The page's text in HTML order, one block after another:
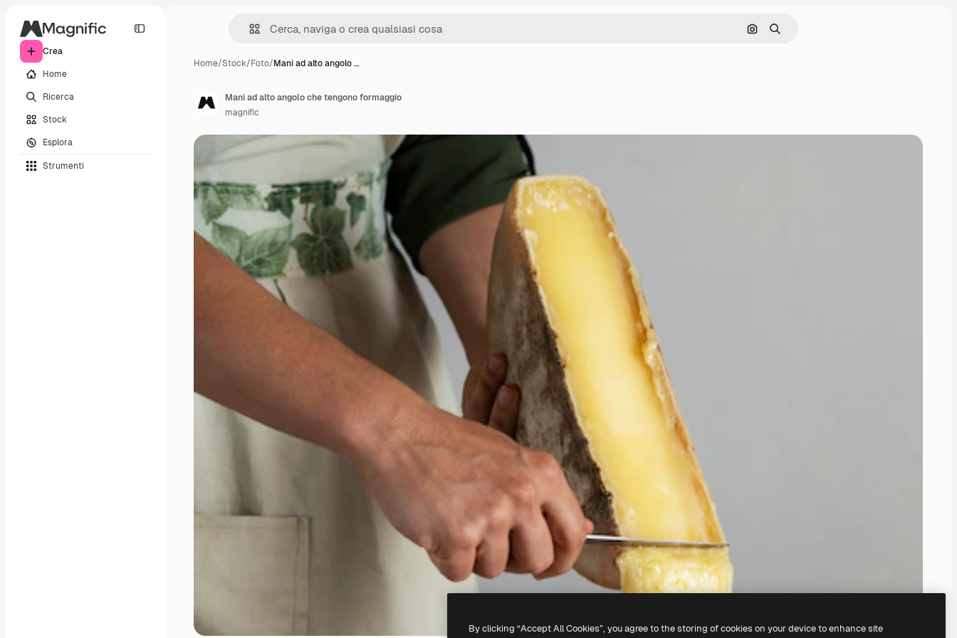
Crea
Home
Ricerca
Stock
Esplora
Strumenti
Cerca per immagine
Ricerca
Home/Stock/Foto/Mani ad alto angolo …
Mani ad alto angolo che tengono formaggio
magnific
By clicking “Accept All Cookies”, you agree to the storing of cookies on your device to enhance site